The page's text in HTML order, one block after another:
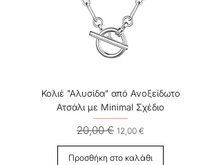
Κολιέ "Αλυσίδα" από Ανοξείδωτο
Ατσάλι με Minimal Σχέδιο
Κανονική τιμή
20,00 € Τιμή Έκπτωσης
12,00 €
Προσθήκη στο καλάθι